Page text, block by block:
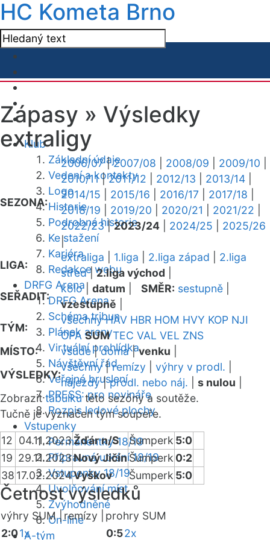
HC Kometa Brno
Klub
Základní údaje
Vedení a kontakty
Logo
Historie
Podrobná historie
Ke stažení
Kariéra
Redakce webu
DRFG Arena
DRFG Arena
Schéma tribun
Plánek areny
Virtuální prohlídka
Návštěvní řád
Veřejné bruslení
PRESS: pro novináře
Rozpis ledové plochy
Vstupenky
Permanentky 18/19
Přípravná utkání 18/19
Vstupenky 18/19
Uvolňování míst
Zvýhodněné
On-line
A-tým
Zápasy » Výsledky
extraligy
SEZONA:
2006/07|2007/08 2008/09 2009/10
2010/11|2011/12 2012/13 2013/14
2014/15
2015/16 2016/17 2017/18
2018/19
2019/20 2020/21 2021/22
2022/23|2023/24 2024/25
2025/26
|
LIGA:
extraliga 1.liga 2.liga západ
2.liga
střed|2.liga východ
SEŘADIT:
kolo| datum SMĚR: sestupně
vzestupně
TÝM:
všechny HAV HBR HOM HVY KOP NJI
OPA SUM TEC VAL VEL ZNS
MÍSTO:
všude|doma|venku
VÝSLEDKY:
všechny|remízy výhry v prodl.
nájezdy|prodl. nebo náj. s nulou
Zobrazittabulkutéto sezóny a soutěže.
Tučně je vyznačen tým soupeře.
12 04.11.2023Žďár n/S Šumperk 5:0
19 29.11.2023Nový JičínŠumperk 0:2
38 17.02.2024Vyškov Šumperk 5:0
Četnost výsledků
výhry SUM | remízy |
prohry SUM
2:01x 0:52x